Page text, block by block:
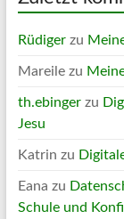
Rüdigerzu
Mareilezu
th.ebingerzu
Jesu
Katrin zu
Eana zu
Schule und Konfi